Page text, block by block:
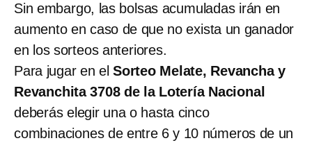
Sin embargo, las bolsas acumuladas irán en
aumento en caso de que no exista un ganador
en los sorteos anteriores.
Para jugar en el Sorteo Melate, Revancha y
Revanchita 3708 de la Lotería Nacional
deberás elegir una o hasta cinco
combinaciones de entre 6 y 10 números de un